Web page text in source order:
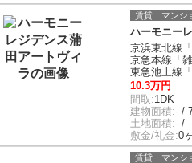
賃貸｜マンシ
ハーモニー
京浜東北線
京急本線「
東急池上線
10.3万円
間取:1DK
建物面積:- /
土地面積:- / -
敷金/礼金:0
賃貸｜マンシ